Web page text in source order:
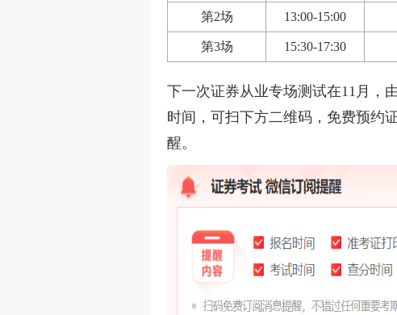
第2场 13:00-15:00
第3场 15:30-17:30
下一次证券从业专场测试在11月，
时间，可扫下方二维码，免费预约
醒。